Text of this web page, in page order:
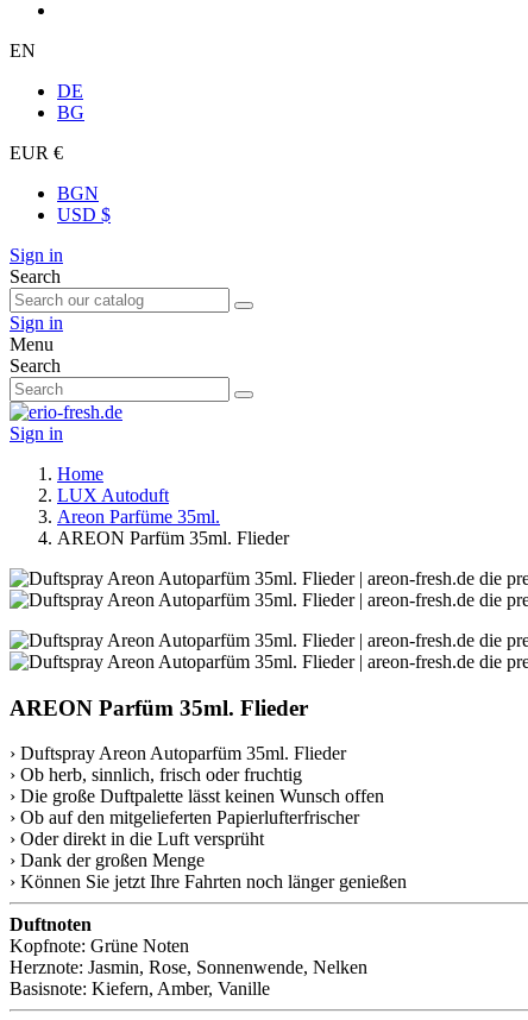
EN
DE
BG
EUR €
BGN
USD $
Sign in
Search
Sign in
Menu
Search
Sign in
Home
LUX Autoduft
Areon Parfüme 35ml.
AREON Parfüm 35ml. Flieder
AREON Parfüm 35ml. Flieder
› Duftspray Areon Autoparfüm 35ml. Flieder
› Ob herb, sinnlich, frisch oder fruchtig
› Die große Duftpalette lässt keinen Wunsch offen
› Ob auf den mitgelieferten Papierlufterfrischer
› Oder direkt in die Luft versprüht
› Dank der großen Menge
› Können Sie jetzt Ihre Fahrten noch länger genießen
Duftnoten
Kopfnote: Grüne Noten
Herznote: Jasmin, Rose, Sonnenwende, Nelken
Basisnote: Kiefern, Amber, Vanille